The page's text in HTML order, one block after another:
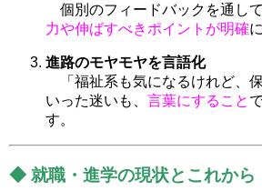
個別のフィードバックを通し
力や伸ばすべきポイントが明確
進路のモヤモヤを言語化
「福祉系も気になるけれど、
いった迷いも、 言葉にすること
す。
◆ 就職・進学の現状とこれから